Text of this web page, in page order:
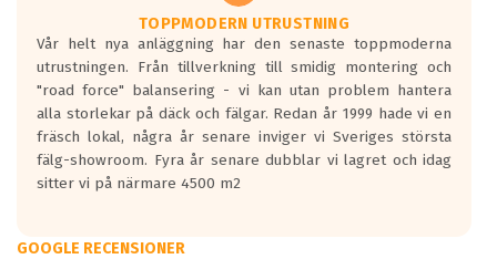
TOPPMODERN UTRUSTNING
Vår helt nya anläggning har den senaste toppmoderna
utrustningen. Från tillverkning till smidig montering och
"road force" balansering - vi kan utan problem hantera
alla storlekar på däck och fälgar. Redan år 1999 hade vi en
fräsch lokal, några år senare inviger vi Sveriges största
fälg-showroom. Fyra år senare dubblar vi lagret och idag
sitter vi på närmare 4500 m2
GOOGLE RECENSIONER